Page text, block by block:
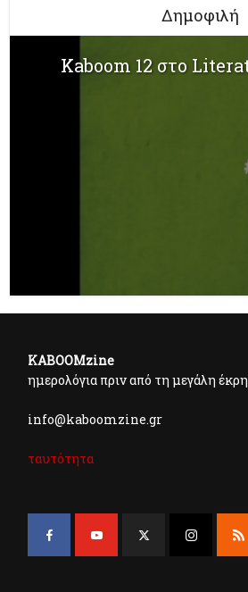
Δημοφιλή
Kaboom 12 στο
KABOOMzine
ημερολόγια πριν από τη μεγάλη
info@kaboomzine.gr
ταυτότητα